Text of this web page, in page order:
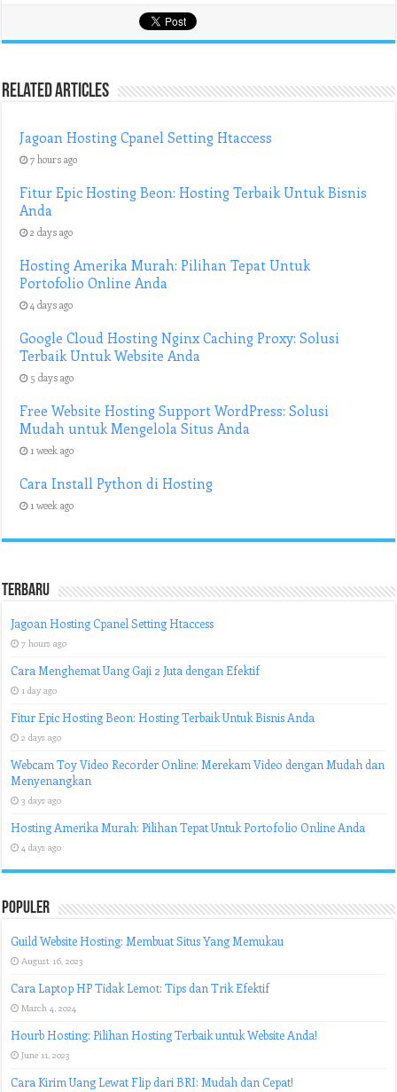
Related Articles
Jagoan Hosting Cpanel Setting Htaccess
7 hours ago
Fitur Epic Hosting Beon: Hosting Terbaik Untuk Bisnis
Anda
2 days ago
Hosting Amerika Murah: Pilihan Tepat Untuk
Portofolio Online Anda
4 days ago
Google Cloud Hosting Nginx Caching Proxy: Solusi
Terbaik Untuk Website Anda
5 days ago
Free Website Hosting Support WordPress: Solusi
Mudah untuk Mengelola Situs Anda
1 week ago
Cara Install Python di Hosting
1 week ago
Terbaru
Jagoan Hosting Cpanel Setting Htaccess
7 hours ago
Cara Menghemat Uang Gaji 2 Juta dengan Efektif
1 day ago
Fitur Epic Hosting Beon: Hosting Terbaik Untuk Bisnis Anda
2 days ago
Webcam Toy Video Recorder Online: Merekam Video dengan Mudah dan
Menyenangkan
3 days ago
Hosting Amerika Murah: Pilihan Tepat Untuk Portofolio Online Anda
4 days ago
Populer
Guild Website Hosting: Membuat Situs Yang Memukau
August 16, 2023
Cara Laptop HP Tidak Lemot: Tips dan Trik Efektif
March 4, 2024
Hourb Hosting: Pilihan Hosting Terbaik untuk Website Anda!
June 11, 2023
Cara Kirim Uang Lewat Flip dari BRI: Mudah dan Cepat!